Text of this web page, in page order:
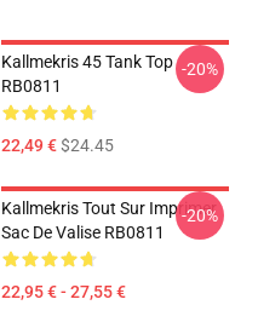
Kallmekris 45 Tank Top
RB0811
22,49 €$24.45
-20%
Kallmekris Tout Sur Imprimer
Sac De Valise RB0811
22,95 € - 27,55 €
-20%